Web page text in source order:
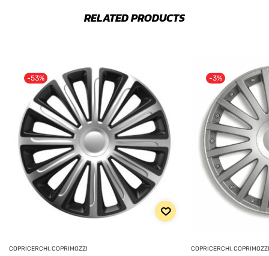
RELATED PRODUCTS
-53%
COPRICERCHI, COPRIMOZZI
-3%
COPRICERCHI, COPRIMOZZI